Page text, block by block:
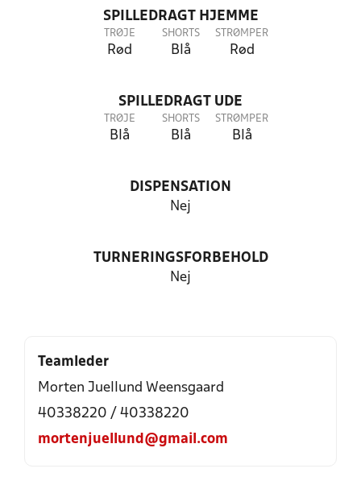
SPILLEDRAGT HJEMME
TRØJE
Rød
SHORTS
Blå
STRØMPER
Rød
SPILLEDRAGT UDE
TRØJE
Blå
SHORTS
Blå
STRØMPER
Blå
DISPENSATION
Nej
TURNERINGSFORBEHOLD
Nej
Teamleder
Morten Juellund Weensgaard
40338220 / 40338220
mortenjuellund@gmail.com